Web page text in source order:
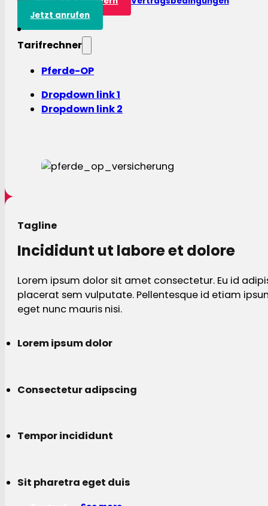
Jetzt anrufen
Tarifrechner
Pferde-OP
Dropdown link 1
Dropdown link 2
Tagline
Incididunt ut labore et dolore
Lorem ipsum dolor sit amet consectetur. Eu id
placerat sem vulputate. Pellentesque id etiam
eget nunc mauris nisi.
Lorem ipsum dolor
Consectetur adipscing
Tempor incididunt
Sit pharetra eget duis